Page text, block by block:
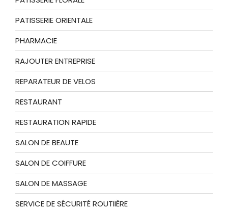
PATISSERIE ORIENTALE
PHARMACIE
RAJOUTER ENTREPRISE
REPARATEUR DE VELOS
RESTAURANT
RESTAURATION RAPIDE
SALON DE BEAUTE
SALON DE COIFFURE
SALON DE MASSAGE
SERVICE DE SÉCURITÉ ROUTIIÈRE